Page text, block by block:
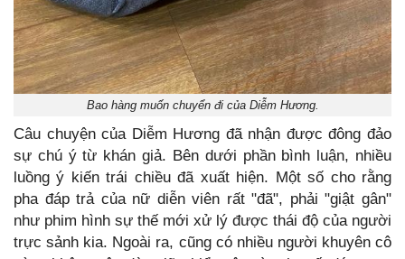
Bao hàng muốn chuyển đi của Diễm Hương.
Câu chuyện của Diễm Hương đã nhận được đông đảo
sự chú ý từ khán giả. Bên dưới phần bình luận, nhiều
luồng ý kiến trái chiều đã xuất hiện. Một số cho rằng
pha đáp trả của nữ diễn viên rất "đã", phải "giật gân"
như phim hình sự thế mới xử lý được thái độ của người
trực sảnh kia. Ngoài ra, cũng có nhiều người khuyên cô